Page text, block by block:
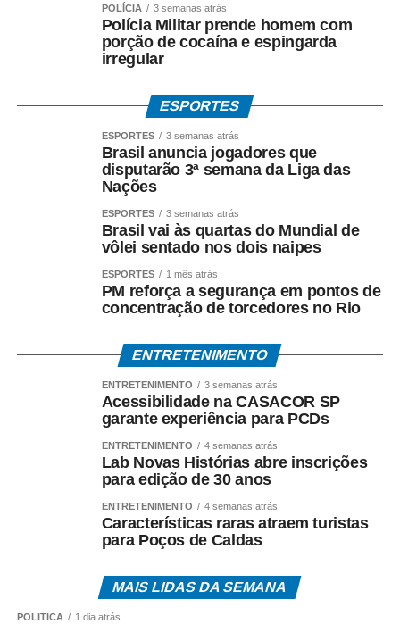
POLÍCIA 3 semanas atrás
Polícia Militar prende homem com
porção de cocaína e espingarda
irregular
ESPORTES
ESPORTES 3 semanas atrás
Brasil anuncia jogadores que
disputarão 3ª semana da Liga das
Nações
ESPORTES 3 semanas atrás
Brasil vai às quartas do Mundial de
vôlei sentado nos dois naipes
ESPORTES 1 mês atrás
PM reforça a segurança em pontos de
concentração de torcedores no Rio
ENTRETENIMENTO
ENTRETENIMENTO 3 semanas atrás
Acessibilidade na CASACOR SP
garante experiência para PCDs
ENTRETENIMENTO 4 semanas atrás
Lab Novas Histórias abre inscrições
para edição de 30 anos
ENTRETENIMENTO 4 semanas atrás
Características raras atraem turistas
para Poços de Caldas
MAIS LIDAS DA SEMANA
POLÍTICA 1 dia atrás